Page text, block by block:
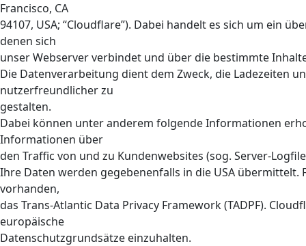
Francisco, CA
94107, USA; “Cloudflare”). Dabei handelt es sich um ein
denen sich
unser Webserver verbindet und über die bestimmte
Die Datenverarbeitung dient dem Zweck, die Ladezeiten
nutzerfreundlicher zu
gestalten.
Dabei können unter anderem folgende Informationen
Informationen über
den Traffic von und zu Kundenwebsites (sog. Server-
Ihre Daten werden gegebenenfalls in die USA übermittelt.
vorhanden,
das Trans-Atlantic Data Privacy Framework (TADPF).
europäische
Datenschutzgrundsätze einzuhalten.